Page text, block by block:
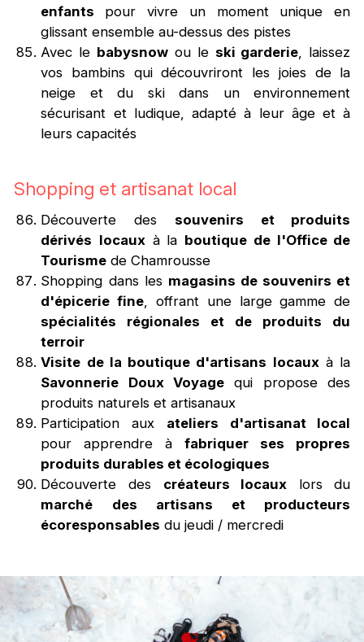
enfants pour vivre un moment unique en
glissant ensemble au-dessus des pistes
Avec le babysnow ou le ski garderie , laissez
vos bambins qui découvriront les joies de la
neige et du ski dans un environnement
sécurisant et ludique, adapté à leur âge et à
leurs capacités
Shopping et artisanat local
Découverte des souvenirs et produits
dérivés locaux à la boutique de l'Office de
Tourisme de Chamrousse
Shopping dans les magasins de souvenirs et
d'épicerie fine , offrant une large gamme de
spécialités régionales et de produits du
terroir
Visite de la boutique d'artisans locauxà la
Savonnerie Doux Voyage qui propose des
produits naturels et artisanaux
Participation aux ateliers d'artisanat local
pour apprendre àfabriquer ses propres
produits durables et écologiques
Découverte des créateurs locaux lors du
marché des artisans et producteurs
écoresponsables du jeudi / mercredi